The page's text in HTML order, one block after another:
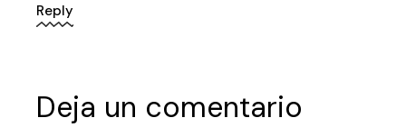
Reply
Deja un comentario